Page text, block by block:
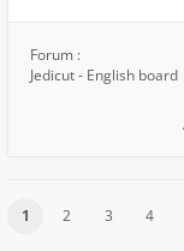
Forum :
Jedicut - English board
1 2 3 4